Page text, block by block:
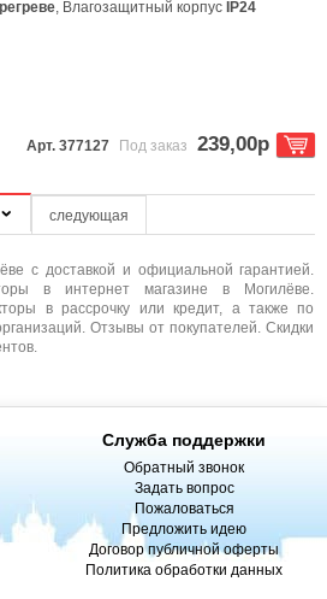
с доставкой и официальной гарантией.
в интернет магазине в Могилёве.
в рассрочку или кредит, а также по
Отзывы от покупателей. Скидки
, Влагозащитный корпус IP24
Арт. 377127 Под заказ 239,00р
следующая
Служба поддержки
Обратный звонок
Задать вопрос
Пожаловаться
Предложить идею
Договор публичной оферты
Политика обработки данных